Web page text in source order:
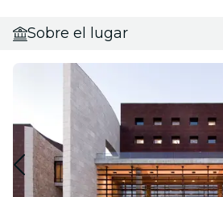
Sobre el lugar